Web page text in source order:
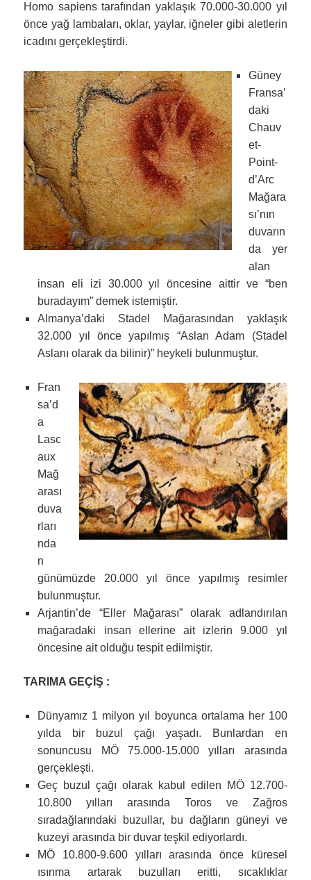
Homo sapiens tarafından yaklaşık 70.000-30.000 yıl
önce yağ lambaları, oklar, yaylar, iğneler gibi aletlerin
icadını gerçekleştirdi.
Güney
Fransa’
daki
Chauv
et-
Point-
d’Arc
Mağara
sı’nın
duvarın
da yer
alan
insan eli izi 30.000 yıl öncesine aittir ve “ben
buradayım” demek istemiştir.
Almanya’daki Stadel Mağarasından yaklaşık
32.000 yıl önce yapılmış “Aslan Adam (Stadel
Aslanı olarak da bilinir)” heykeli bulunmuştur.
Fran
sa’d
a
Lasc
aux
Mağ
arası
duva
rları
nda
n
günümüzde 20.000 yıl önce yapılmış resimler
bulunmuştur.
Arjantin’de “Eller Mağarası” olarak adlandırılan
mağaradaki insan ellerine ait izlerin 9.000 yıl
öncesine ait olduğu tespit edilmiştir.
TARIMA GEÇİŞ :
Dünyamız 1 milyon yıl boyunca ortalama her 100
yılda bir buzul çağı yaşadı. Bunlardan en
sonuncusu MÖ 75.000-15.000 yılları arasında
gerçekleşti.
Geç buzul çağı olarak kabul edilen MÖ 12.700-
10.800 yılları arasında Toros ve Zağros
sıradağlarındaki buzullar, bu dağların güneyi ve
kuzeyi arasında bir duvar teşkil ediyorlardı.
MÖ 10.800-9.600 yılları arasında önce küresel
ısınma artarak buzulları eritti, sıcaklıklar